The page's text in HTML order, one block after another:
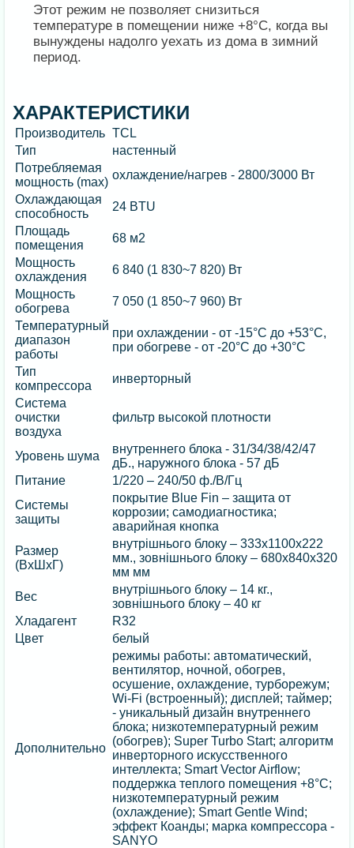
Этот режим не позволяет снизиться
температуре в помещении ниже +8°C, когда вы
вынуждены надолго уехать из дома в зимний
период.
ХАРАКТЕРИСТИКИ
Производитель TCL
Тип
настенный
Потребляемая
мощность (max)
охлаждение/нагрев - 2800/3000 Вт
Охлаждающая
способность
24 BTU
Площадь
помещения
68 м2
Мощность
охлаждения
6 840 (1 830~7 820) Вт
Мощность
обогрева
7 050 (1 850~7 960) Вт
Температурный
диапазон
работы
при охлаждении - от -15°С до +53°С,
при обогреве - от -20°С до +30°С
Тип
компрессора
инверторный
Система
очистки
воздуха
фильтр высокой плотности
Уровень шума
внутреннего блока - 31/34/38/42/47
дБ., наружного блока - 57 дБ
Питание
1/220 – 240/50 ф./В/Гц
Системы
защиты
покрытие Blue Fin – защита от
коррозии; самодиагностика;
аварийная кнопка
Размер
(ВхШхГ)
внутрішнього блоку – 333х1100х222
мм., зовнішнього блоку – 680х840х320
мм мм
Вес
внутрішнього блоку – 14 кг.,
зовнішнього блоку – 40 кг
Хладагент
R32
Цвет
белый
Дополнительно
режимы работы: автоматический,
вентилятор, ночной, обогрев,
осушение, охлаждение, турборежум;
Wi-Fi (встроенный); дисплей; таймер;
- уникальный дизайн внутреннего
блока; низкотемпературный режим
(обогрев); Super Turbo Start; алгоритм
инверторного искусственного
интеллекта; Smart Vector Airflow;
поддержка теплого помещения +8°C;
низкотемпературный режим
(охлаждение); Smart Gentle Wind;
эффект Коанды; марка компрессора -
SANYO